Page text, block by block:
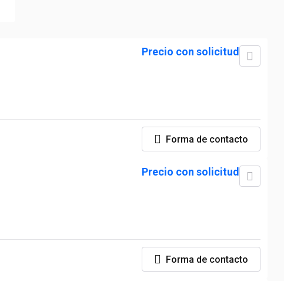
Precio con solicitud
Forma de contacto
Precio con solicitud
Forma de contacto